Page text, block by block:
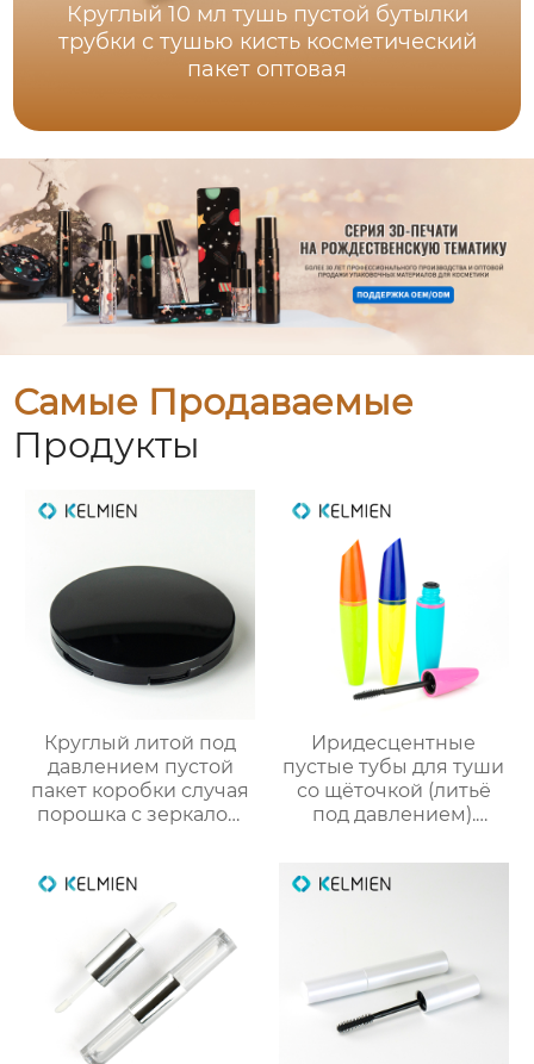
Круглый 10 мл тушь пустой бутылки
трубки с тушью кисть косметический
пакет оптовая
Самые Продаваемые
Продукты
Круглый литой под
давлением пустой
пакет коробки случая
порошка с зеркалом
Иридесцентные
пустые тубы для туши
со щёточкой (литьё
под давлением).
поставки от
производителя